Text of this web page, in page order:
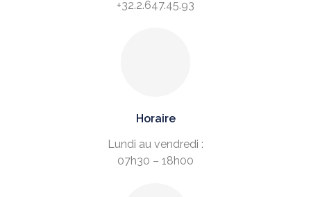
+32.2.647.45.93
Horaire
Lundi au vendredi :
07h30 – 18h00